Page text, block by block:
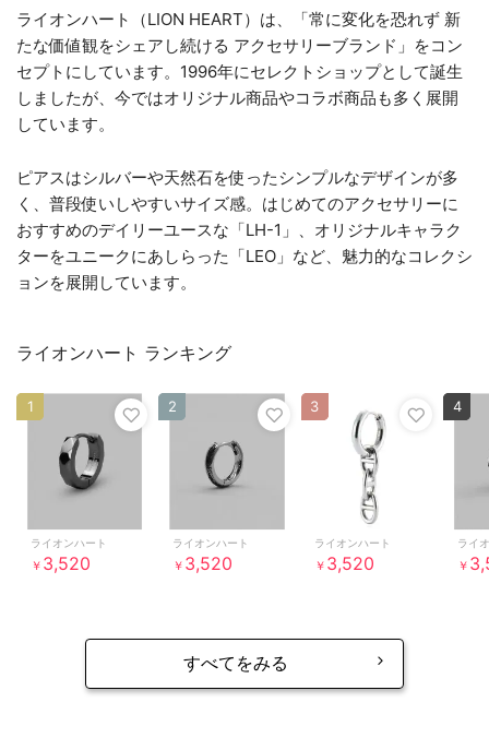
ライオンハート（LION HEART）は、「常に変化を恐れず 新
たな価値観をシェアし続ける アクセサリーブランド」をコン
セプトにしています。1996年にセレクトショップとして誕生
しましたが、今ではオリジナル商品やコラボ商品も多く展開
しています。
ピアスはシルバーや天然石を使ったシンプルなデザインが多
く、普段使いしやすいサイズ感。はじめてのアクセサリーに
おすすめのデイリーユースな「LH-1」、オリジナルキャラク
ターをユニークにあしらった「LEO」など、魅力的なコレクシ
ョンを展開しています。
ライオンハート ランキング
ライオンハート
￥ 3,520
1
ライオンハート
￥ 3,520
2
ライオンハート
￥ 3,520
3
ライ
￥
4
すべてをみる